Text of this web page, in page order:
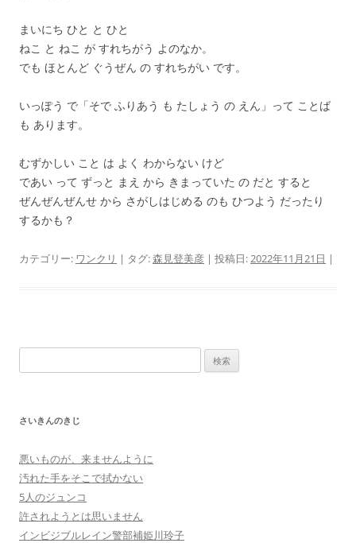
まいにち ひと と ひと
ねこ と ねこ が すれちがう よのなか。
でも ほとんど ぐうぜん の すれちがい です。
いっぽう で「そで ふりあう も たしょう の えん」って ことば
も あります。
むずかしい こと は よく わからない けど
であい って ずっと まえ から きまっていた の だと すると
ぜんぜんぜんせ から さがしはじめる のも ひつよう だったり
するかも？
カテゴリー: ワンクリ | タグ:森見登美彦 | 投稿日:2022年11月21日 |
索:
さいきんのきじ
悪いものが、来ませんように
汚れた手をそこで拭かない
5人のジュンコ
許されようとは思いません
インビジブルレイン警部補姫川玲子